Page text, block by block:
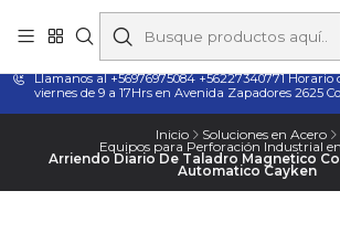
Taladros Magnéticos en Chile | Venta,
Técnico
Llamanos al +56976975084 +56227340771
viernes de 9 a 17Hrs en Avenida Zapadores 2625
Inicio Soluciones en Acero
Equipos para Perforación Industrial
Arriendo Diario De Taladro Magnetico
Automatico Cayken